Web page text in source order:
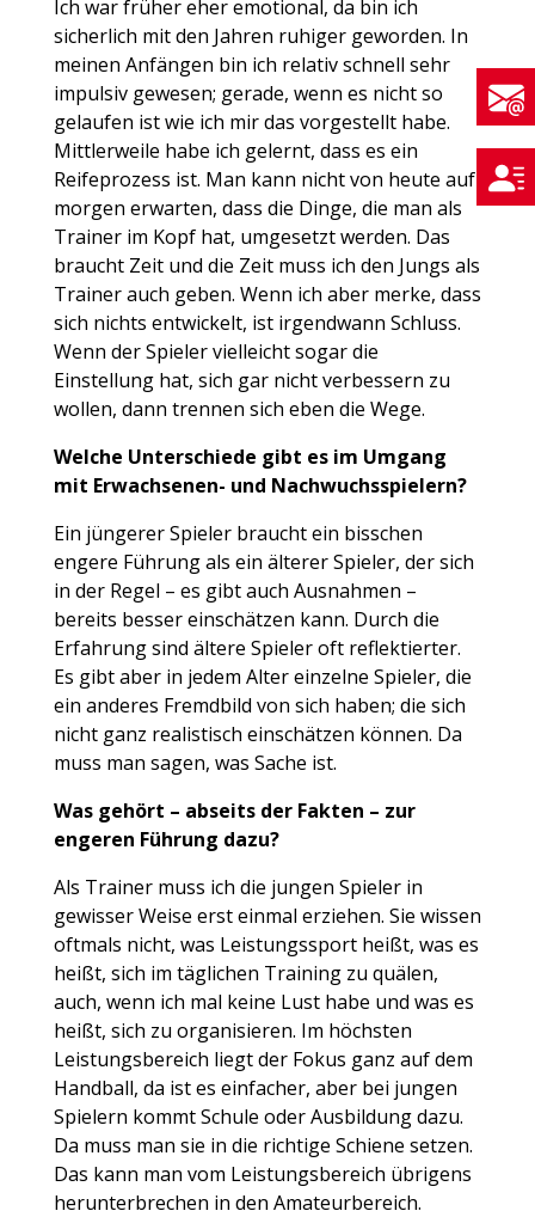
Ich war früher eher emotional, da bin ich
sicherlich mit den Jahren ruhiger geworden. In
meinen Anfängen bin ich relativ schnell sehr
impulsiv gewesen; gerade, wenn es nicht so
gelaufen ist wie ich mir das vorgestellt habe.
Mittlerweile habe ich gelernt, dass es ein
Reifeprozess ist. Man kann nicht von heute auf
morgen erwarten, dass die Dinge, die man als
Trainer im Kopf hat, umgesetzt werden. Das
braucht Zeit und die Zeit muss ich den Jungs als
Trainer auch geben. Wenn ich aber merke, dass
sich nichts entwickelt, ist irgendwann Schluss.
Wenn der Spieler vielleicht sogar die
Einstellung hat, sich gar nicht verbessern zu
wollen, dann trennen sich eben die Wege.
Welche Unterschiede gibt es im Umgang
mit Erwachsenen- und Nachwuchsspielern?
Ein jüngerer Spieler braucht ein bisschen
engere Führung als ein älterer Spieler, der sich
in der Regel – es gibt auch Ausnahmen –
bereits besser einschätzen kann. Durch die
Erfahrung sind ältere Spieler oft reflektierter.
Es gibt aber in jedem Alter einzelne Spieler, die
ein anderes Fremdbild von sich haben; die sich
nicht ganz realistisch einschätzen können. Da
muss man sagen, was Sache ist.
Was gehört – abseits der Fakten – zur
engeren Führung dazu?
Als Trainer muss ich die jungen Spieler in
gewisser Weise erst einmal erziehen. Sie wissen
oftmals nicht, was Leistungssport heißt, was es
heißt, sich im täglichen Training zu quälen,
auch, wenn ich mal keine Lust habe und was es
heißt, sich zu organisieren. Im höchsten
Leistungsbereich liegt der Fokus ganz auf dem
Handball, da ist es einfacher, aber bei jungen
Spielern kommt Schule oder Ausbildung dazu.
Da muss man sie in die richtige Schiene setzen.
Das kann man vom Leistungsbereich übrigens
herunterbrechen in den Amateurbereich.